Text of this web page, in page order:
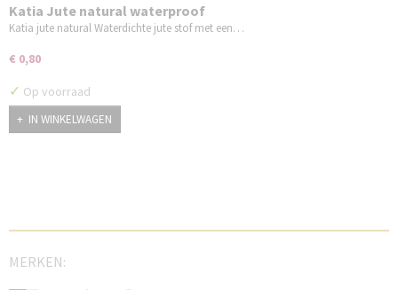
Katia Jute natural waterproof
Katia jute natural Waterdichte jute stof met een…
€ 0,80
✓ Op voorraad
IN WINKELWAGEN
MERKEN: